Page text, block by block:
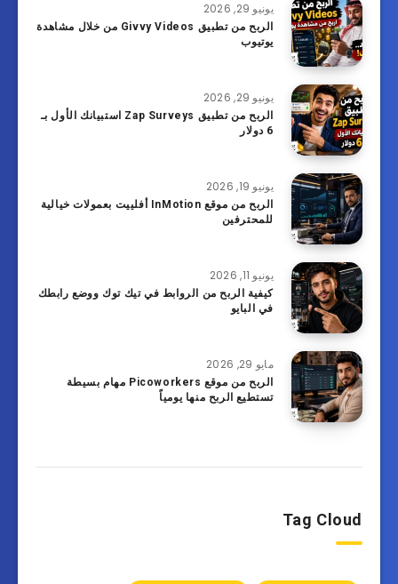
يونيو 29, 2026
الربح من تطبيق Givvy Videos من خلال مشاهدة
يوتيوب
يونيو 29, 2026
الربح من تطبيق Zap Surveys استبيانك الأول بـ
6 دولار
يونيو 19, 2026
الربح من موقع InMotion أفلييت بعمولات خيالية
للمحترفين
يونيو 11, 2026
كيفية الربح من الروابط في تيك توك ووضع رابطك
في البايو
مايو 29, 2026
الربح من موقع Picoworkers مهام بسيطة
تستطيع الربح منها يومياً
Tag Cloud